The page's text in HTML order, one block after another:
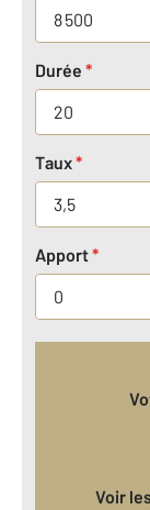
Durée *
Taux*
Apport*
Voir les 94 biens correspondant à votre